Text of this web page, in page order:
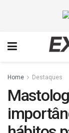
Home Destaques